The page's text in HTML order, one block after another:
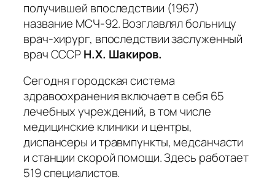
получившей впоследствии (1967)
название МСЧ-92. Возглавлял больницу
врач-хирург, впоследствии заслуженный
врач СССРН.Х. Шакиров.
Сегодня городская система
здравоохранения включает в себя 65
лечебных учреждений, в том числе
медицинские клиники и центры,
диспансеры и травмпункты, медсанчасти
и станции скорой помощи. Здесь работает
519 специалистов.